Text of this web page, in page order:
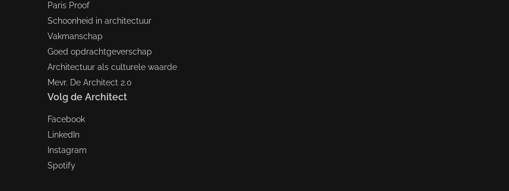
Paris Proof
Schoonheid in architectuur
Vakmanschap
Goed opdrachtgeverschap
Architectuur als culturele waarde
Mevr. De Architect 2.0
Volg de Architect
Facebook
LinkedIn
Instagram
Spotify